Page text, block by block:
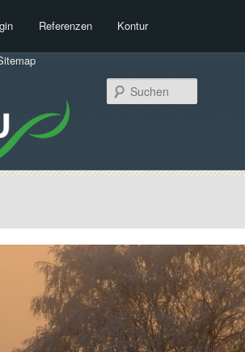
wechselnInhalt wechseln
Referenzen Kontur